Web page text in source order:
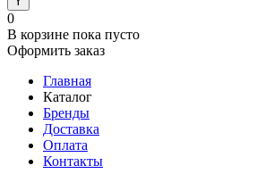
0
В корзине пока пусто
Оформить заказ
Главная
Каталог
Бренды
Доставка
Оплата
Контакты